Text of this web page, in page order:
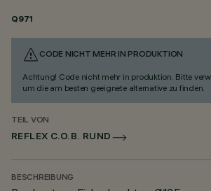
Q971
CODE NICHT MEHR IN PRODUKTION
Achtung! Code nicht mehr in produktion. Bitte
um die am besten geeignete alternative zu finden.
TEIL VON
REFLEX C.O.B. RUND
BESCHREIBUNG